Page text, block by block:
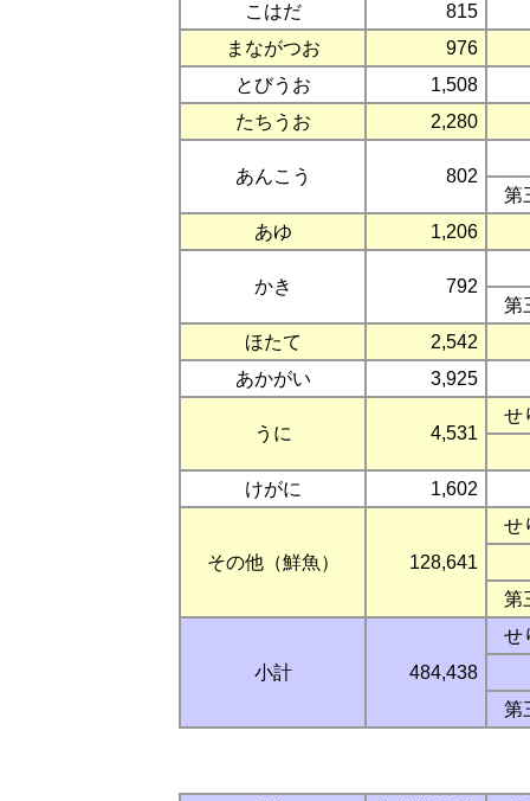
こはだ
815
まながつお
976
とびうお
1,508
たちうお
2,280
あんこう
802
第
あゆ
1,206
かき
792
第
ほたて
2,542
あかがい
3,925
うに 4,531
せ
けがに 1,602
その他（鮮魚） 128,641
せ
第
小計 484,438
せ
第